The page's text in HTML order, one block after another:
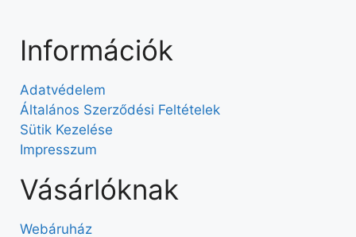
Információk
Adatvédelem
Általános Szerződési Feltételek
Sütik Kezelése
Impresszum
Vásárlóknak
Webáruház